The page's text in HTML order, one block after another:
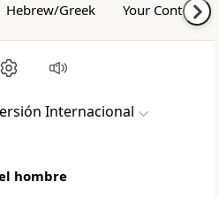
Hebrew/Greek Your Content
Internacional
hombre